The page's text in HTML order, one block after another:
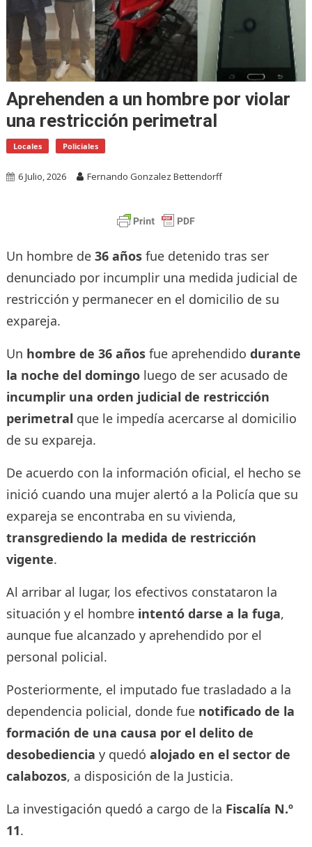
Aprehenden a un hombre por violar
una restricción perimetral
Locales Policiales
6 Julio, 2026 Fernando Gonzalez Bettendorff
Un hombre de 36 añosfue detenido tras ser
denunciado por incumplir una medida judicial de
restricción y permanecer en el domicilio de su
expareja.
Un hombre de 36 añosfue aprehendido durante
la noche del domingoluego de ser acusado de
incumplir una orden judicial de restricción
perimetral que le impedía acercarse al domicilio
de su expareja.
De acuerdo con la información oficial, el hecho se
inició cuando una mujer alertó a la Policía que su
expareja se encontraba en su vivienda,
transgrediendo la medida de restricción
vigente.
Al arribar al lugar, los efectivos constataron la
situación y el hombre intentó darse a la fuga,
aunque fue alcanzado y aprehendido por el
personal policial.
Posteriormente, el imputado fue trasladado a la
dependencia policial, donde fue notificado de la
formación de una causa por el delito de
desobediencia y quedó alojado en el sector de
calabozos, a disposición de la Justicia.
La investigación quedó a cargo de la Fiscalía N.º
11.